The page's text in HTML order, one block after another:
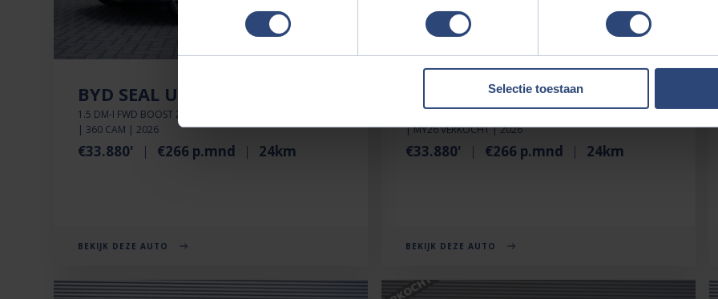
Selectie toestaan
BYD SEAL U
1.5 DM-I FWD BOOST 218 PK | SUPER LUXE | 6JR GARANTIE
| 360 CAM | 2026
€33.880' €266 p.mnd 24km
BEKIJK DEZE AUTO
BYD SEAL U
| MY26 VERKOCHT | 2026
€33.880' €266 p.mnd 24km
BEKIJK DEZE AUTO